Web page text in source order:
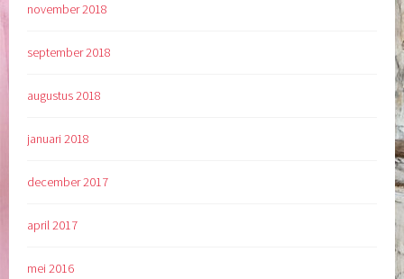
november 2018
september 2018
augustus 2018
januari 2018
december 2017
april 2017
mei 2016